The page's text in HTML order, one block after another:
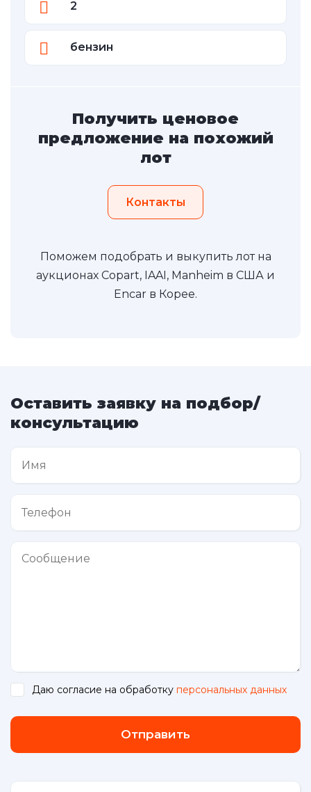
2
бензин
Получить ценовое
предложение на похожий
лот
Контакты
Поможем подобрать и выкупить лот на
аукционах Copart, IAAI, Manheim в США и
Encar в Корее.
Оставить заявку на подбор/
консультацию
Даю согласие на обработку персональных данных
Отправить